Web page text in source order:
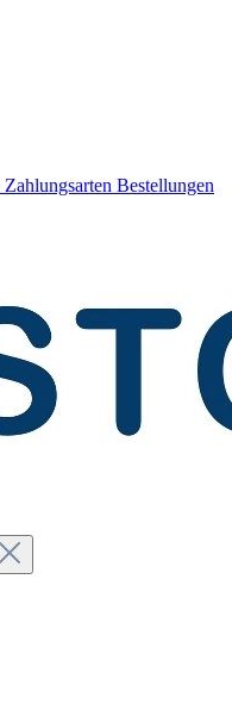
Zahlungsarten Bestellungen